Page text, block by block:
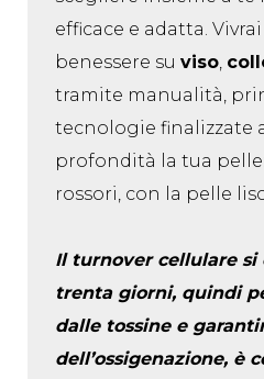
efficace e adatta.
benessere su viso
tramite manualità,
tecnologie finalizzate
profondità la tua
rossori, con la pelle
Il turnover cellulare si
trenta giorni, quindi
dalle tossine e
dell’ossigenazione, è